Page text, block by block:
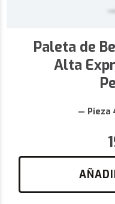
Paleta de
Alta
— Pieza